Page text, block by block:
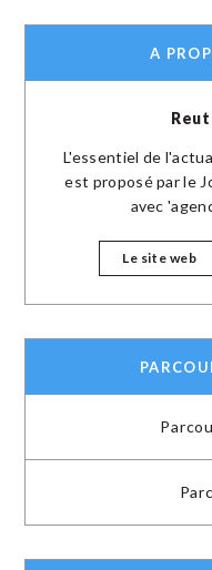
A
L'essentiel de
est proposé par le
avec
Le site web